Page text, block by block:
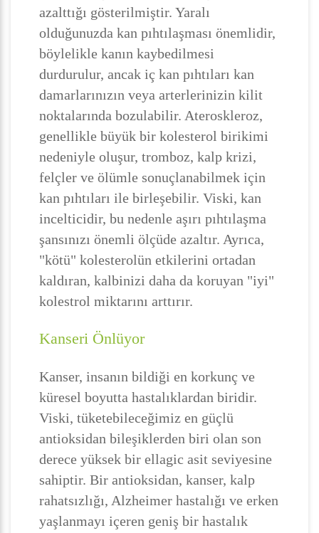
azalttığı gösterilmiştir. Yaralı
olduğunuzda kan pıhtılaşması önemlidir,
böylelikle kanın kaybedilmesi
durdurulur, ancak iç kan pıhtıları kan
damarlarınızın veya arterlerinizin kilit
noktalarında bozulabilir. Ateroskleroz,
genellikle büyük bir kolesterol birikimi
nedeniyle oluşur, tromboz, kalp krizi,
felçler ve ölümle sonuçlanabilmek için
kan pıhtıları ile birleşebilir. Viski, kan
incelticidir, bu nedenle aşırı pıhtılaşma
şansınızı önemli ölçüde azaltır. Ayrıca,
"kötü" kolesterolün etkilerini ortadan
kaldıran, kalbinizi daha da koruyan "iyi"
kolestrol miktarını arttırır.
Kanseri Önlüyor
Kanser, insanın bildiği en korkunç ve
küresel boyutta hastalıklardan biridir.
Viski, tüketebileceğimiz en güçlü
antioksidan bileşiklerden biri olan son
derece yüksek bir ellagic asit seviyesine
sahiptir. Bir antioksidan, kanser, kalp
rahatsızlığı, Alzheimer hastalığı ve erken
yaşlanmayı içeren geniş bir hastalık